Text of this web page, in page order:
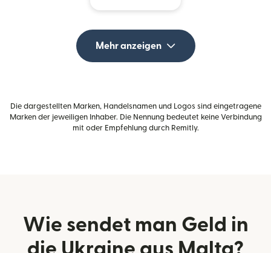
Mehr anzeigen
Die dargestellten Marken, Handelsnamen und Logos sind eingetragene
Marken der jeweiligen Inhaber. Die Nennung bedeutet keine Verbindung
mit oder Empfehlung durch Remitly.
Wie sendet man Geld in
die Ukraine aus Malta?